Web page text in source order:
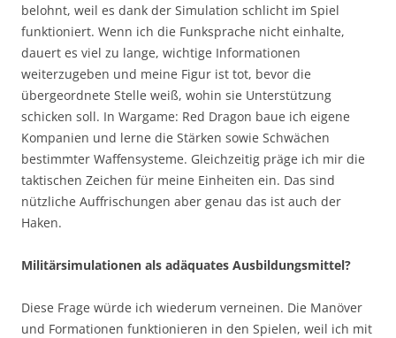
belohnt, weil es dank der Simulation schlicht im Spiel
funktioniert. Wenn ich die Funksprache nicht einhalte,
dauert es viel zu lange, wichtige Informationen
weiterzugeben und meine Figur ist tot, bevor die
übergeordnete Stelle weiß, wohin sie Unterstützung
schicken soll. In Wargame: Red Dragon baue ich eigene
Kompanien und lerne die Stärken sowie Schwächen
bestimmter Waffensysteme. Gleichzeitig präge ich mir die
taktischen Zeichen für meine Einheiten ein. Das sind
nützliche Auffrischungen aber genau das ist auch der
Haken.
Militärsimulationen als adäquates Ausbildungsmittel?
Diese Frage würde ich wiederum verneinen. Die Manöver
und Formationen funktionieren in den Spielen, weil ich mit